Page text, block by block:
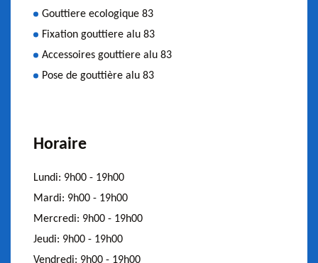
Gouttiere ecologique 83
Fixation gouttiere alu 83
Accessoires gouttiere alu 83
Pose de gouttière alu 83
Horaire
Lundi: 9h00 - 19h00
Mardi: 9h00 - 19h00
Mercredi: 9h00 - 19h00
Jeudi: 9h00 - 19h00
Vendredi: 9h00 - 19h00